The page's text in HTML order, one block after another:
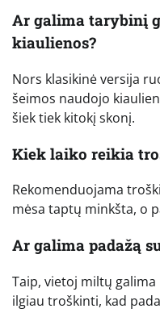
Ar galima tarybinį
kiaulienos?
Nors klasikinė versija
šeimos naudojo
šiek tiek kitokį skonį.
Kiek laiko reikia
Rekomenduojama
mėsa taptų minkšta, o
Ar galima padažą
Taip, vietoj miltų
ilgiau troškinti, kad